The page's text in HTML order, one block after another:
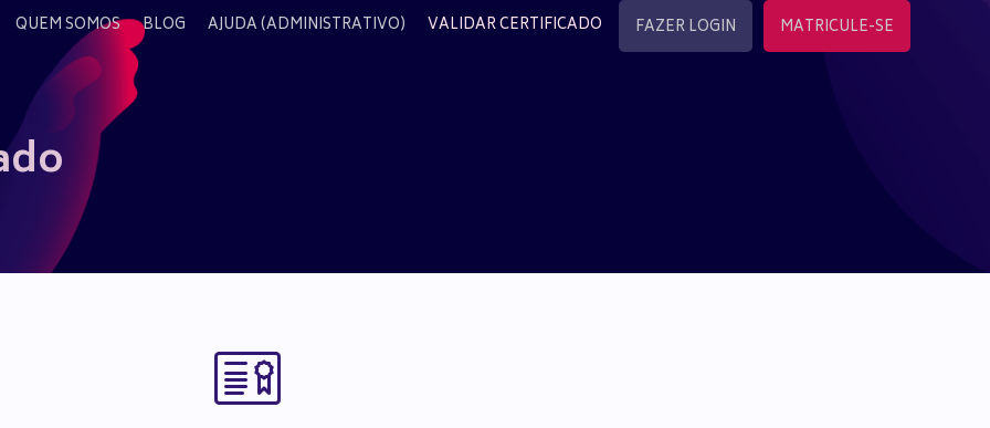
QUEM SOMOS BLOG AJUDA (ADMINISTRATIVO) VALIDAR CERTIFICADO FAZER LOGIN MATRICULE-SE